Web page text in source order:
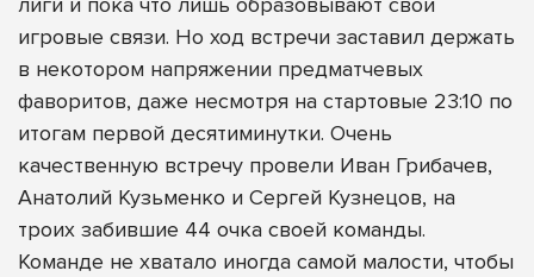
игровые связи. Но ход встречи заставил держать
в некотором напряжении предматчевых
фаворитов, даже несмотря на стартовые 23:10 по
итогам первой десятиминутки. Очень
качественную встречу провели Иван Грибачев,
Анатолий Кузьменко и Сергей Кузнецов, на
троих забившие 44 очка своей команды.
Команде не хватало иногда самой малости, чтобы